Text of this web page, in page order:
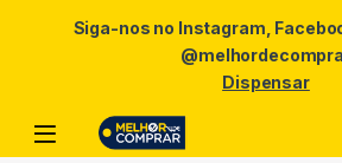
Siga-nos no Instagram,
Dispensar
Skip to navigation
Skip to content